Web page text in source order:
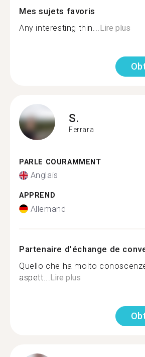
Mes sujets favoris
Any interesting thin... Lire plus
S.
Ferrara
PARLE COURAMMENT
Anglais
APPREND
Allemand
Partenaire d'échange de
Quello che ha molto
aspett... Lire plus